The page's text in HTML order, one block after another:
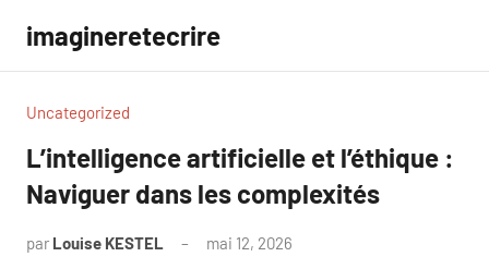
contenu
imagineretecrire
Uncategorized
L’intelligence artificielle et l’éthique :
Naviguer dans les complexités
par Louise KESTEL mai 12, 2026